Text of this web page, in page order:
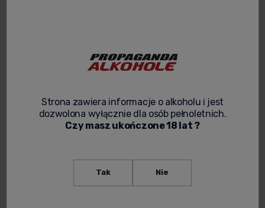
SKRZYNIA - KLASYKA
FRACUSKIEGO SZAMPANA W
399,00 zł
Strona zawiera informacje o alkoholu i jest
dozwolona wyłącznie dla osób pełnoletnich.
Czy masz ukończone 18 lat ?
Tak Nie